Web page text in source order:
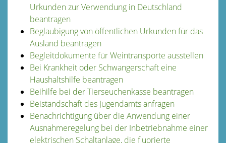
Urkunden zur Verwendung in Deutschland
beantragen
Beglaubigung von öffentlichen Urkunden für das
Ausland beantragen
Begleitdokumente für Weintransporte ausstellen
Bei Krankheit oder Schwangerschaft eine
Haushaltshilfe beantragen
Beihilfe bei der Tierseuchenkasse beantragen
Beistandschaft des Jugendamts anfragen
Benachrichtigung über die Anwendung einer
Ausnahmeregelung bei der Inbetriebnahme einer
elektrischen Schaltanlage, die fluorierte